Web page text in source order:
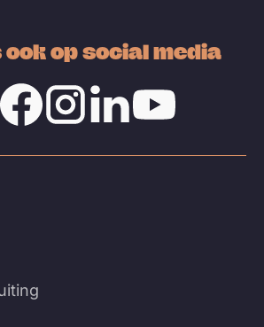
ook op social media